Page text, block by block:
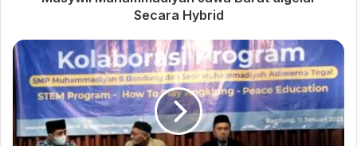
muhammadiyah jawa barat
Musywil Jabar 2023 Rakor Musywil
Universitas Muhammadiyah Cirebon
Secara Hybrid